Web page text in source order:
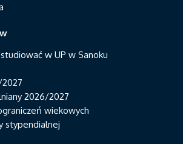
w UP w Sanoku
2026/2027
wiekowych
stypendialnej